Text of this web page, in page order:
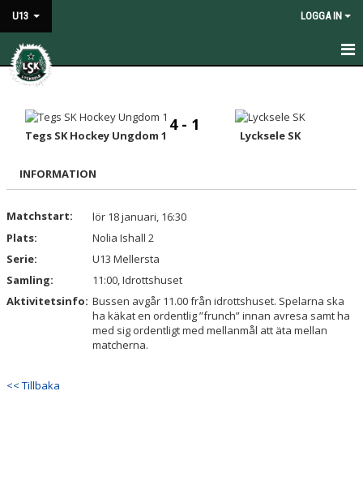
U13 LOGGA IN
HEM
NYHETER
MATCHER
TRUPPEN
BILDGALLERI
KONTAKT
Tegs SK Hockey Ungdom 1
4 - 1
Lycksele SK
INFORMATION
Matchstart:
lör 18 januari, 16:30
Plats:
Nolia Ishall 2
Serie:
U13 Mellersta
Samling:
11:00, Idrottshuset
Aktivitetsinfo: Bussen avgår 11.00 från idrottshuset. Spelarna ska
ha käkat en ordentlig ”frunch” innan avresa samt ha
med sig ordentligt med mellanmål att äta mellan
matcherna.
<< Tillbaka